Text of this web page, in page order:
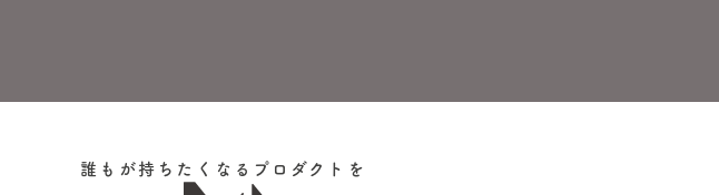
誰もが持ちたくなるプロダクトを